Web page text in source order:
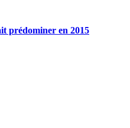
prédominer en 2015